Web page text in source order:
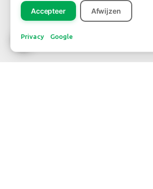
Accepteer Afwijzen
Privacy Google